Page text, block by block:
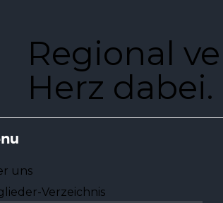
Regional
Herz dabei.
uns
Verzeichnis